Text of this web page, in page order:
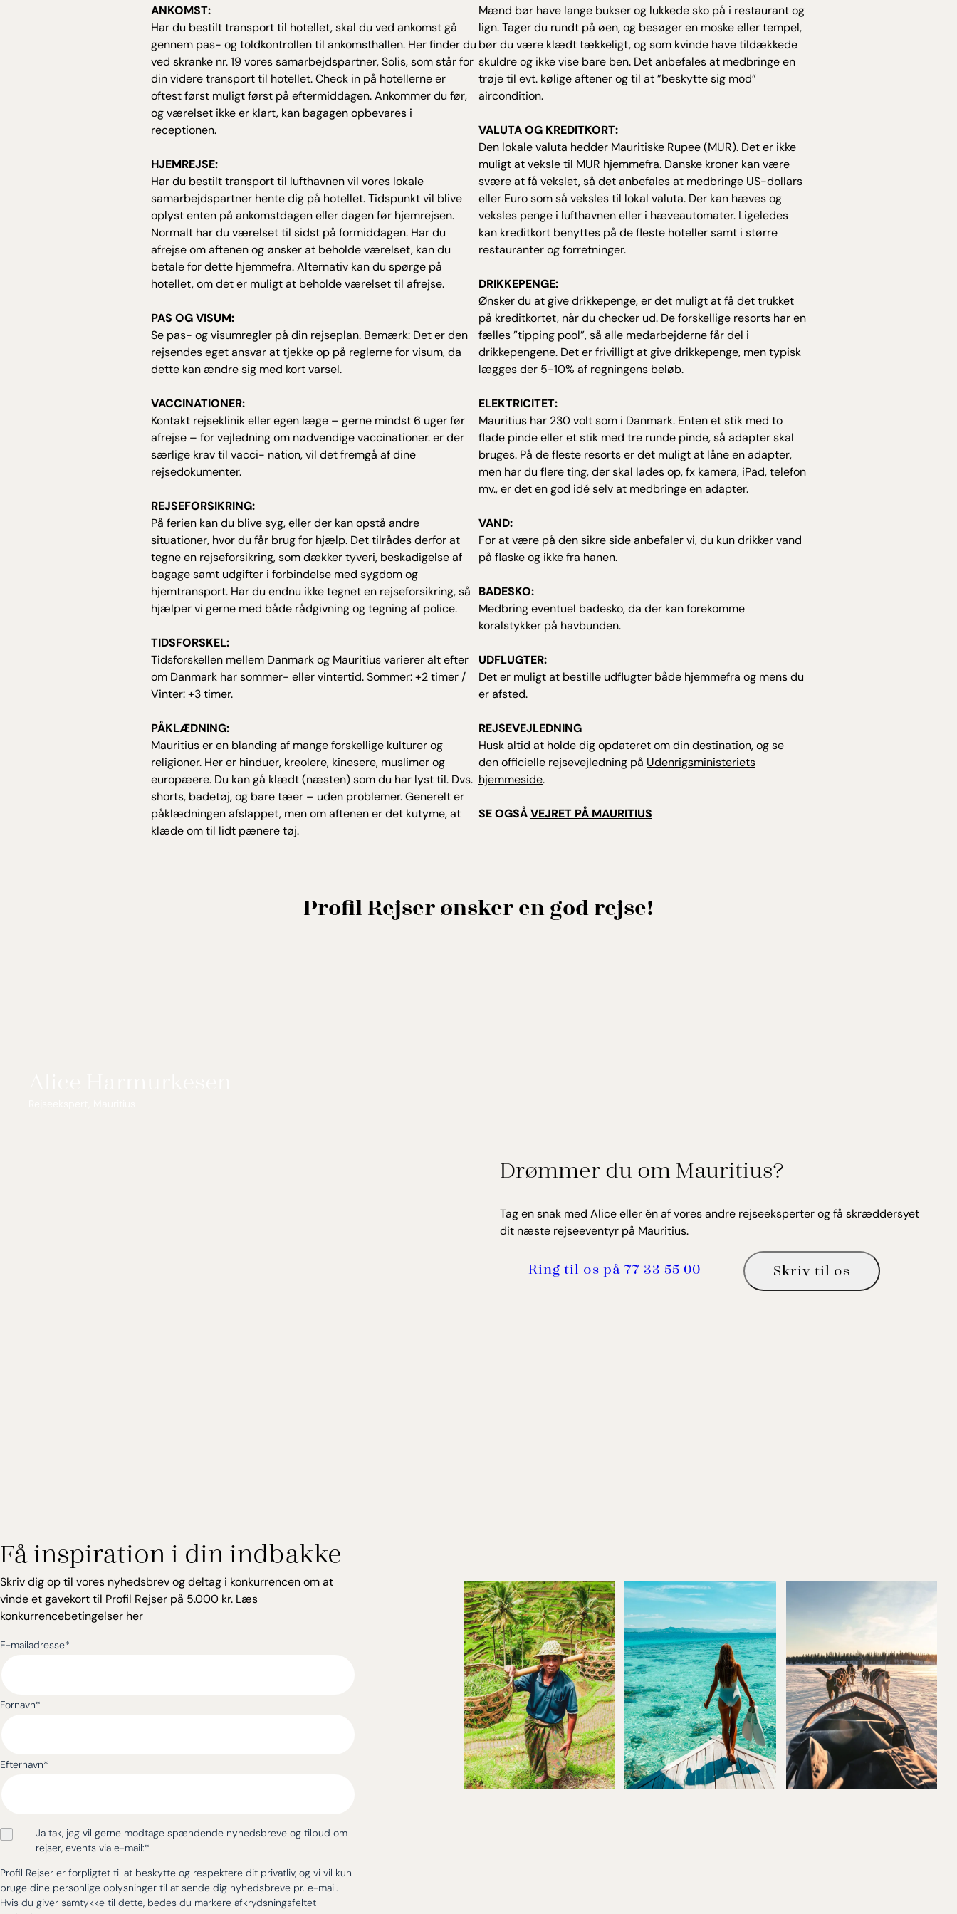
ANKOMST:
Har du bestilt transport til hotellet, skal du ved ankomst gå
gennem pas- og toldkontrollen til ankomsthallen. Her finder du
ved skranke nr. 19 vores samarbejdspartner, Solis, som står for
din videre transport til hotellet. Check in på hotellerne er
oftest først muligt først på eftermiddagen. Ankommer du før,
og værelset ikke er klart, kan bagagen opbevares i
receptionen.
HJEMREJSE:
Har du bestilt transport til lufthavnen vil vores lokale
samarbejdspartner hente dig på hotellet. Tidspunkt vil blive
oplyst enten på ankomstdagen eller dagen før hjemrejsen.
Normalt har du værelset til sidst på formiddagen. Har du
afrejse om aftenen og ønsker at beholde værelset, kan du
betale for dette hjemmefra. Alternativ kan du spørge på
hotellet, om det er muligt at beholde værelset til afrejse.
PAS OG VISUM:
Se pas- og visumregler på din rejseplan. Bemærk: Det er den
rejsendes eget ansvar at tjekke op på reglerne for visum, da
dette kan ændre sig med kort varsel.
VACCINATIONER:
Kontakt rejseklinik eller egen læge – gerne mindst 6 uger før
afrejse – for vejledning om nødvendige vaccinationer. er der
særlige krav til vacci- nation, vil det fremgå af dine
rejsedokumenter.
REJSEFORSIKRING:
På ferien kan du blive syg, eller der kan opstå andre
situationer, hvor du får brug for hjælp. Det tilrådes derfor at
tegne en rejseforsikring, som dækker tyveri, beskadigelse af
bagage samt udgifter i forbindelse med sygdom og
hjemtransport. Har du endnu ikke tegnet en rejseforsikring, så
hjælper vi gerne med både rådgivning og tegning af police.
TIDSFORSKEL:
Tidsforskellen mellem Danmark og Mauritius varierer alt efter
om Danmark har sommer- eller vintertid. Sommer: +2 timer /
Vinter: +3 timer.
PÅKLÆDNING:
Mauritius er en blanding af mange forskellige kulturer og
religioner. Her er hinduer, kreolere, kinesere, muslimer og
europæere. Du kan gå klædt (næsten) som du har lyst til. Dvs.
shorts, badetøj, og bare tæer – uden problemer. Generelt er
påklædningen afslappet, men om aftenen er det kutyme, at
klæde om til lidt pænere tøj.
Mænd bør have lange bukser og lukkede sko på i restaurant og
lign. Tager du rundt på øen, og besøger en moske eller tempel,
bør du være klædt tækkeligt, og som kvinde have tildækkede
skuldre og ikke vise bare ben. Det anbefales at medbringe en
trøje til evt. kølige aftener og til at ”beskytte sig mod”
aircondition.
VALUTA OG KREDITKORT:
Den lokale valuta hedder Mauritiske Rupee (MUR). Det er ikke
muligt at veksle til MUR hjemmefra. Danske kroner kan være
svære at få vekslet, så det anbefales at medbringe US-dollars
eller Euro som så veksles til lokal valuta. Der kan hæves og
veksles penge i lufthavnen eller i hæveautomater. Ligeledes
kan kreditkort benyttes på de fleste hoteller samt i større
restauranter og forretninger.
DRIKKEPENGE:
Ønsker du at give drikkepenge, er det muligt at få det trukket
på kreditkortet, når du checker ud. De forskellige resorts har en
fælles ”tipping pool”, så alle medarbejderne får del i
drikkepengene. Det er frivilligt at give drikkepenge, men typisk
lægges der 5-10% af regningens beløb.
ELEKTRICITET:
Mauritius har 230 volt som i Danmark. Enten et stik med to
flade pinde eller et stik med tre runde pinde, så adapter skal
bruges. På de fleste resorts er det muligt at låne en adapter,
men har du flere ting, der skal lades op, fx kamera, iPad, telefon
mv., er det en god idé selv at medbringe en adapter.
VAND:
For at være på den sikre side anbefaler vi, du kun drikker vand
på flaske og ikke fra hanen.
BADESKO:
Medbring eventuel badesko, da der kan forekomme
koralstykker på havbunden.
UDFLUGTER:
Det er muligt at bestille udflugter både hjemmefra og mens du
er afsted.
REJSEVEJLEDNING
Husk altid at holde dig opdateret om din destination, og se
den officielle rejsevejledning på Udenrigsministeriets
hjemmeside.
SE OGSÅVEJRET PÅ MAURITIUS
Profil Rejser ønsker en god rejse!
Drømmer du om Mauritius?
Tag en snak med Alice eller én af vores andre rejseeksperter og få skræddersyet
dit næste rejseeventyr på Mauritius.
Ring til os på 77 33 55 00 Skriv til os
Få inspiration i din indbakke
Skriv dig op til vores nyhedsbrev og deltag i konkurrencen om at
vinde et gavekort til Profil Rejser på 5.000 kr. Læs
konkurrencebetingelser her
E-mailadresse*
Fornavn*
Efternavn*
Ja tak, jeg vil gerne modtage spændende nyhedsbreve og tilbud om
rejser, events via e-mail:*
Profil Rejser er forpligtet til at beskytte og respektere dit privatliv, og vi vil kun
bruge dine personlige oplysninger til at sende dig nyhedsbreve pr. e-mail.
Hvis du giver samtykke til dette, bedes du markere afkrydsningsfeltet